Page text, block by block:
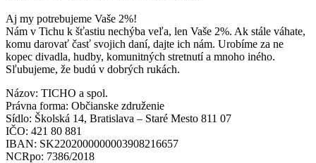
Aj my potrebujeme Vaše 2%!
Nám v Tichu k šťastiu nechýba veľa, len Vaše 2%. Ak stále váhate,
komu darovať časť svojich daní, dajte ich nám. Urobíme za ne
kopec divadla, hudby, komunitných stretnutí a mnoho iného.
Sľubujeme, že budú v dobrých rukách.
Názov: TICHO a spol.
Právna forma: Občianske združenie
Sídlo: Školská 14, Bratislava – Staré Mesto 811 07
IČO: 421 80 881
IBAN: SK2202000000003908216657
NCRpo: 7386/2018